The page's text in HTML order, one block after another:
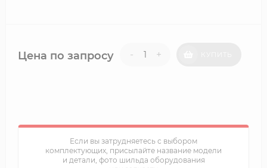
Цена по запросу - +
Если вы затрудняетесь с выбором
комплектующих, присылайте название модели
и детали, фото шильда оборудования